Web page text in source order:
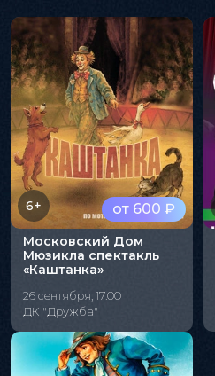
от 600 ₽
6+
Московский Дом
Мюзикла спектакль
«Каштанка»
26 сентября, 17:00
ДК "Дружба"